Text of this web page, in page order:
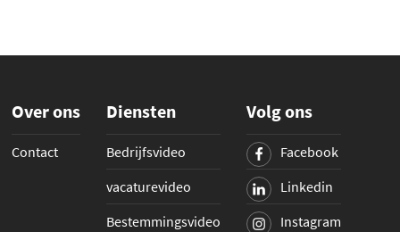
Over ons
Contact
Diensten
Bedrijfsvideo
vacaturevideo
Bestemmingsvideo
Volg ons
Facebook
Linkedin
Instagram